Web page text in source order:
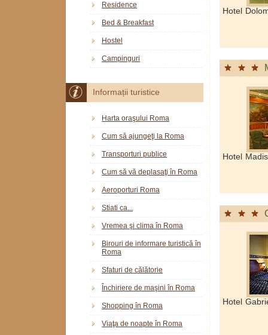
Hotel
Hotel
Hotel
Residence
Bed & Breakfast
Hostel
Campinguri
Informații turistice
Harta oraşului Roma
Cum să ajungeţi la Roma
Transporturi publice
Cum să vă deplasaţi în Roma
Aeroporturi Roma
Stiati ca...
Vremea şi clima în Roma
Birouri de informare turistică în
Roma
Sfaturi de călătorie
Închiriere de maşini în Roma
Shopping în Roma
Viaţa de noapte în Roma